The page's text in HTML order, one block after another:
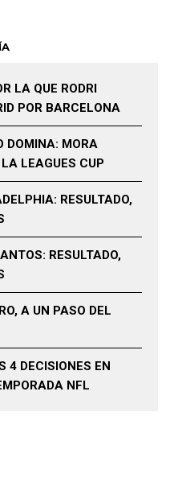
LA QUE RODRI
POR BARCELONA
DOMINA: MORA
LEAGUES CUP
RESULTADO,
RESULTADO,
A UN PASO DEL
4 DECISIONES EN
NFL